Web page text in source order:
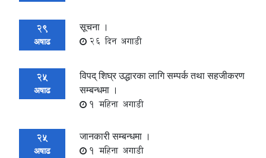
29
अषाढ
सूचना ।
26 दिन अगाडी
25
अषाढ
विपद् शिघ्र उद्धारका लागि सम्पर्क तथा सहजीकरण
सम्बन्धमा ।
1 महिना अगाडी
25
अषाढ
जानकारी सम्बन्धमा ।
1 महिना अगाडी